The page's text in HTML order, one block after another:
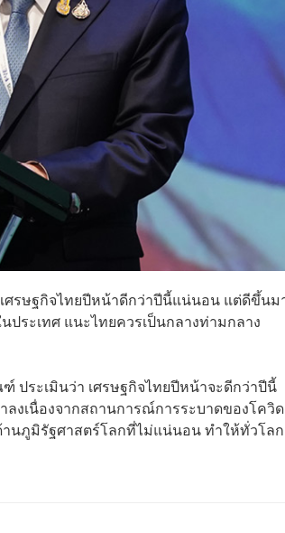
ศรษฐกิจไทยปีหน้าดีกว่าปีนี้แน่นอน แต่ดีขึ้นม
ระเทศ แนะไทยควรเป็นกลางท่ามกลาง
ประเมินว่า เศรษฐกิจไทยปีหน้าจะดีกว่าปีนี้
งเนื่องจากสถานการณ์การระบาดของโควิด
นภูมิรัฐศาสตร์โลกที่ไม่แน่นอน ทำให้ทั่วโลก